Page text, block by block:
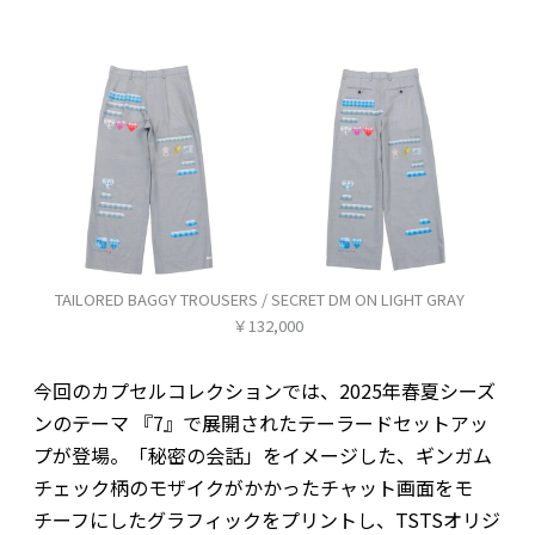
TAILORED BAGGY TROUSERS / SECRET DM ON LIGHT GRAY
￥132,000
今回のカプセルコレクションでは、2025年春夏シーズ
ンのテーマ 『7』で展開されたテーラードセットアッ
プが登場。「秘密の会話」をイメージした、ギンガム
チェック柄のモザイクがかかったチャット画面をモ
チーフにしたグラフィックをプリントし、TSTSオリジ